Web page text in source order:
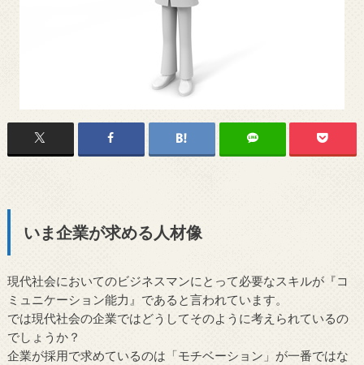
いま企業が求める人材像
現代社会においてのビジネスマンにとって必要なスキルが『コ
ミュニケーション能力』であると言われています。
では現代社会の企業ではどうしてそのように考えられているの
でしょうか？
企業が採用で求めているのは「モチベーション」が一番ではな